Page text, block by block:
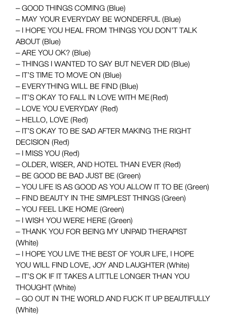
– GOOD THINGS COMING (Blue)
– MAY YOUR EVERYDAY BE WONDERFUL (Blue)
– I HOPE YOU HEAL FROM THINGS YOU DON’T TALK
ABOUT (Blue)
– ARE YOU OK? (Blue)
– THINGS I WANTED TO SAY BUT NEVER DID (Blue)
– IT’S TIME TO MOVE ON (Blue)
– EVERYTHING WILL BE FIND (Blue)
– IT’S OKAY TO FALL IN LOVE WITH ME(Red)
– LOVE YOU EVERYDAY (Red)
– HELLO, LOVE (Red)
– IT’S OKAY TO BE SAD AFTER MAKING THE RIGHT
DECISION (Red)
– I MISS YOU (Red)
– OLDER, WISER, AND HOTEL THAN EVER (Red)
– BE GOOD BE BAD JUST BE (Green)
– YOU LIFE IS AS GOOD AS YOU ALLOW IT TO BE (Green)
– FIND BEAUTY IN THE SIMPLEST THINGS (Green)
– YOU FEEL LIKE HOME (Green)
– I WISH YOU WERE HERE (Green)
– THANK YOU FOR BEING MY UNPAID THERAPIST
(White)
– I HOPE YOU LIVE THE BEST OF YOUR LIFE, I HOPE
YOU WILL FIND LOVE, JOY AND LAUGHTER (White)
– IT’S OK IF IT TAKES A LITTLE LONGER THAN YOU
THOUGHT (White)
– GO OUT IN THE WORLD AND FUCK IT UP BEAUTIFULLY
(White)